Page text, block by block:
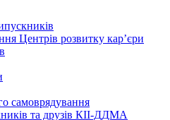
Центрів розвитку кар’єри
самоврядування
та друзів КІІ-ДДМА